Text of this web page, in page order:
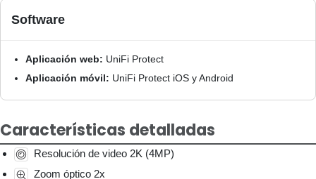
Software
Aplicación web: UniFi Protect
Aplicación móvil: UniFi Protect iOS y Android
Características detalladas
Resolución de video 2K (4MP)
Zoom óptico 2x